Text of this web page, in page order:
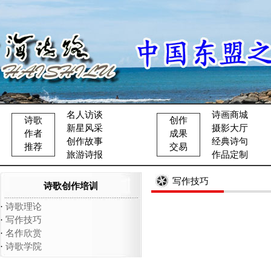
诗歌
作者
推荐
名人访谈
新星风采
创作故事
旅游诗报
创作
成果
交易
诗画商城
摄影大厅
经典诗句
作品定制
诗歌创作培训
· 诗歌理论
· 写作技巧
· 名作欣赏
· 诗歌学院
写作技巧